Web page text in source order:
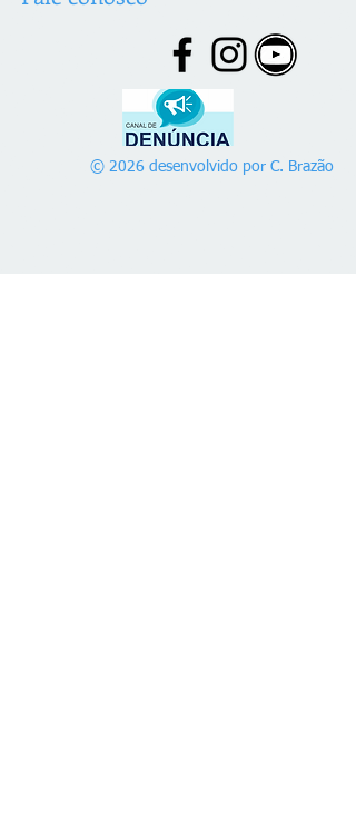
© 2026 desenvolvido por C. Brazão